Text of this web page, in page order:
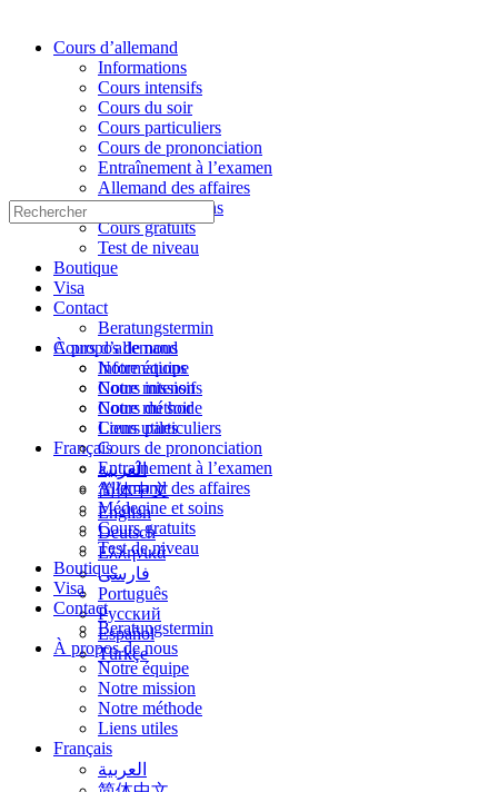
Cours d’allemand
Informations
Cours intensifs
Cours du soir
Cours particuliers
Cours de prononciation
Entraînement à l’examen
Allemand des affaires
Médecine et soins
Cours gratuits
Test de niveau
Boutique
Visa
Contact
Beratungstermin
À propos de nous
Notre équipe
Notre mission
Notre méthode
Liens utiles
Français
العربية
简体中文
English
Deutsch
Ελληνικά
فارسی
Português
Русский
Español
Türkçe
Rechercher
:
Cours d’allemand
Informations
Cours intensifs
Cours du soir
Cours particuliers
Cours de prononciation
Entraînement à l’examen
Allemand des affaires
Médecine et soins
Cours gratuits
Test de niveau
Boutique
Visa
Contact
Beratungstermin
À propos de nous
Notre équipe
Notre mission
Notre méthode
Liens utiles
Français
العربية